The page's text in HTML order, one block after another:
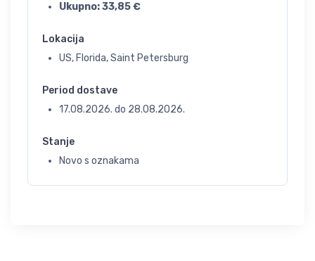
Ukupno:33,85€
Lokacija
US, Florida, Saint Petersburg
Period dostave
17.08.2026. do 28.08.2026.
Stanje
Novo s oznakama